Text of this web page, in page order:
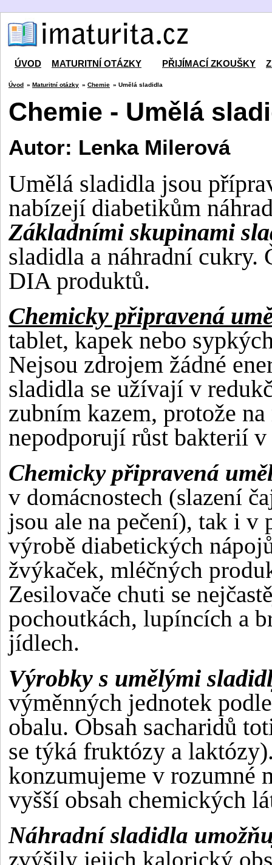
ÚVOD MATURITNÍ OTÁZKY PŘIJÍMACÍ ZKOUŠKY
Úvod » Maturitní otázky » Chemie » Umělá sladidla
Chemie - Umělá
Autor: Lenka Milerová
Umělá sladidla jsou
nabízejí diabetikům
Základními skupinami
sladidla a náhradní cukry.
DIA produktů.
Chemicky připravená
tablet, kapek nebo
Nejsou zdrojem žádné
sladidla se užívají v
zubním kazem, protože
nepodporují růst bakterií
Chemicky připravená
v domácnostech (slazení
jsou ale na pečení), tak i
výrobě diabetických
žvýkaček, mléčných
Zesilovače chuti se
pochoutkách, lupíncích a
jídlech.
Výrobky s umělými
výměnných jednotek
obalu. Obsah sacharidů
se týká fruktózy a
konzumujeme v rozumné
vyšší obsah chemických
Náhradní sladidla
zvýšily jejich kalorický